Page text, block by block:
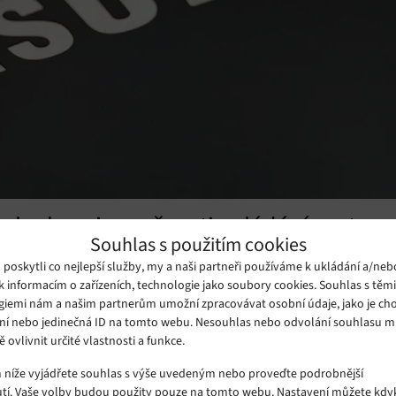
Souhlas s použitím cookies
poskytli co nejlepší služby, my a naši partneři používáme k ukládání a/
informacím o zařízeních, technologie jako soubory cookies. Souhlas s
nám a našim partnerům umožní zpracovávat osobní údaje, jako je
nebo jedinečná ID na tomto webu. Nesouhlas nebo odvolání souhlasu
ovlivnit určité vlastnosti a funkce.
vyjádřete souhlas s výše uvedeným nebo proveďte podrobnější
Vaše volby budou použity pouze na tomto webu. Nastavení můžete
ukazuje možnosti ovládání gesty
spolu s dalšími produkty Samsungu příští týden ve